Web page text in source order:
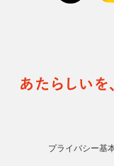
プライバシー基